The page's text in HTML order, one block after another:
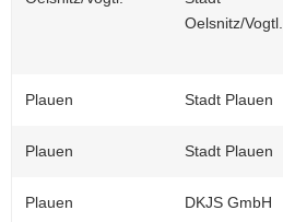
Oelsnitz/Vogtl.
Plauen Stadt Plauen
Plauen Stadt Plauen
Plauen DKJS GmbH